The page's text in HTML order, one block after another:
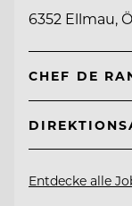
6352 Ellmau,
CHEF DE
Entdecke alle